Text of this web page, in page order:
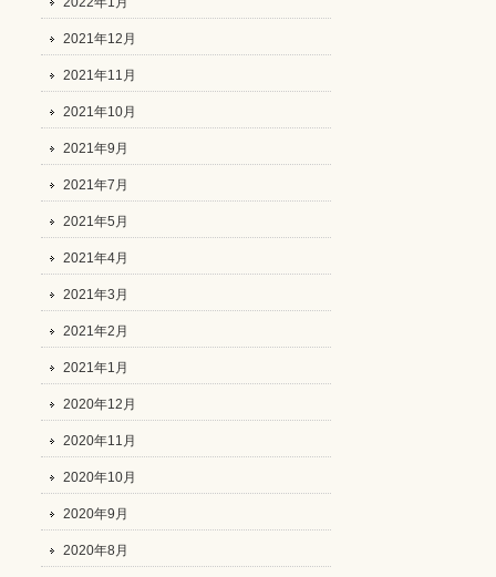
2021年12月
2021年11月
2021年10月
2021年9月
2021年7月
2021年5月
2021年4月
2021年3月
2021年2月
2021年1月
2020年12月
2020年11月
2020年10月
2020年9月
2020年8月